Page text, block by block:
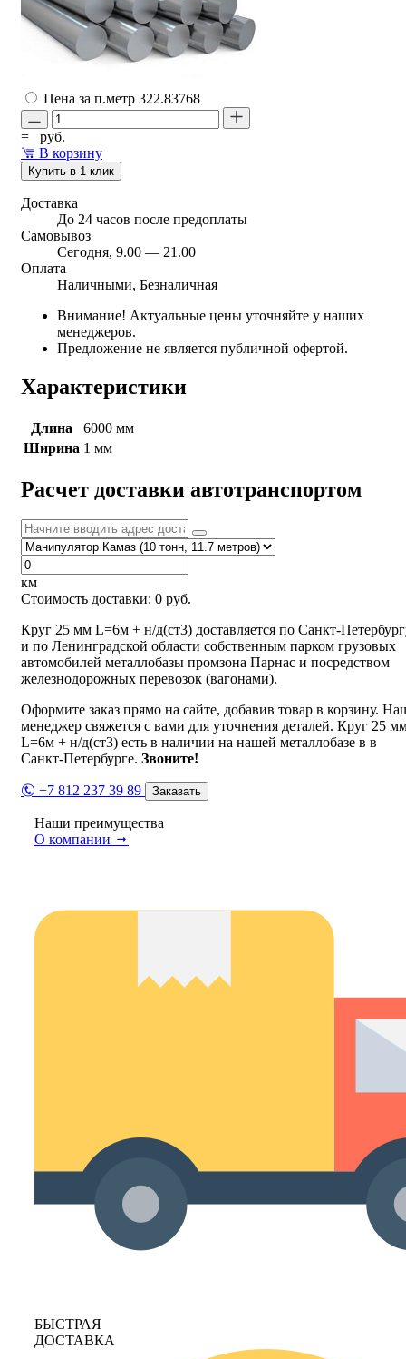
Цена за п.метр 322.83768
=
руб.
В корзину
Купить в 1 клик
Доставка
До 24 часов после предоплаты
Самовывоз
Сегодня, 9.00 — 21.00
Оплата
Наличными, Безналичная
Внимание! Актуальные цены уточняйте у наших
менеджеров.
Предложение не является публичной офертой.
Характеристики
Длина
6000 мм
Ширина 1 мм
Расчет доставки автотранспортом
км
Стоимость доставки: 0 руб.
Круг 25 мм L=6м + н/д(ст3) доставляется по Санкт-
и по Ленинградской области собственным парком грузовых
автомобилей металлобазы промзона Парнас и посредством
железнодорожных перевозок (вагонами).
Оформите заказ прямо на сайте, добавив товар в корзину.
менеджер свяжется с вами для уточнения деталей. Круг 25
L=6м + н/д(ст3) есть в наличии на нашей металлобазе в в
Санкт-Петербурге. Звоните!
+7 812 237 39 89 Заказать
Наши преимущества
О компании
БЫСТРАЯ
ДОСТАВКА